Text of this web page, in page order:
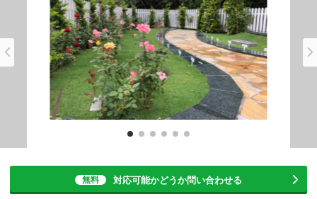
無料 対応可能かどうか問い合わせる